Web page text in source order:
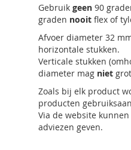
Gebruik geen 90
graden nooit flex of
Afvoer diameter 32
horizontale stukken.
Verticale stukken
diameter mag niet
Zoals bij elk product
producten
Via de website
adviezen geven.